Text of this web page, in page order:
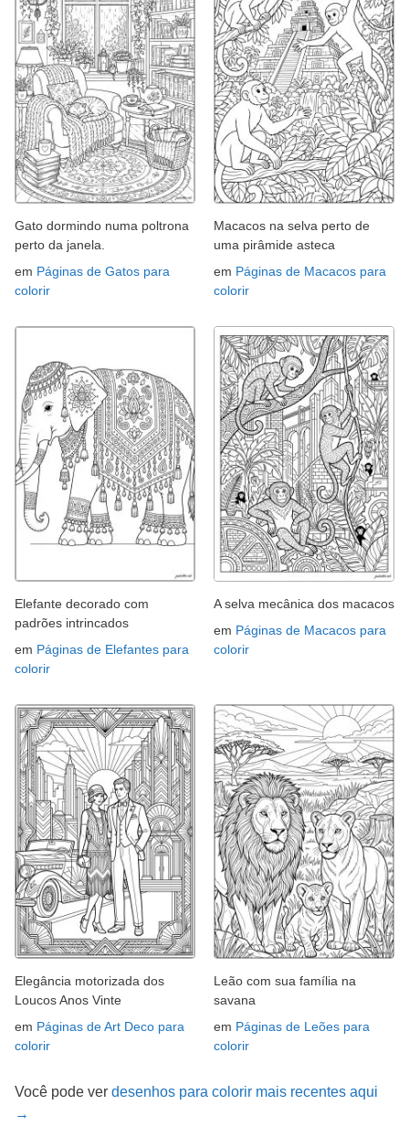
Gato dormindo numa poltrona
perto da janela.
em Páginas de Gatos para
colorir
Macacos na selva perto de
uma pirâmide asteca
em Páginas de Macacos para
colorir
Elefante decorado com
padrões intrincados
em Páginas de Elefantes para
colorir
A selva mecânica dos macacos
em Páginas de Macacos para
colorir
Elegância motorizada dos
Loucos Anos Vinte
em Páginas de Art Deco para
colorir
Leão com sua família na
savana
em Páginas de Leões para
colorir
Você pode ver desenhos para colorir mais recentes aqui
→